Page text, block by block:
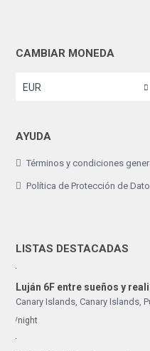
CAMBIAR MONEDA
EUR
AYUDA
Términos y condiciones
Política de Protección de
LISTAS DESTACADAS
Luján 6F entre sueños y
Canary Islands, Canary Islands,
/night